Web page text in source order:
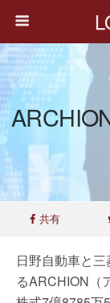
共有
日野自動車と
るARCHION（